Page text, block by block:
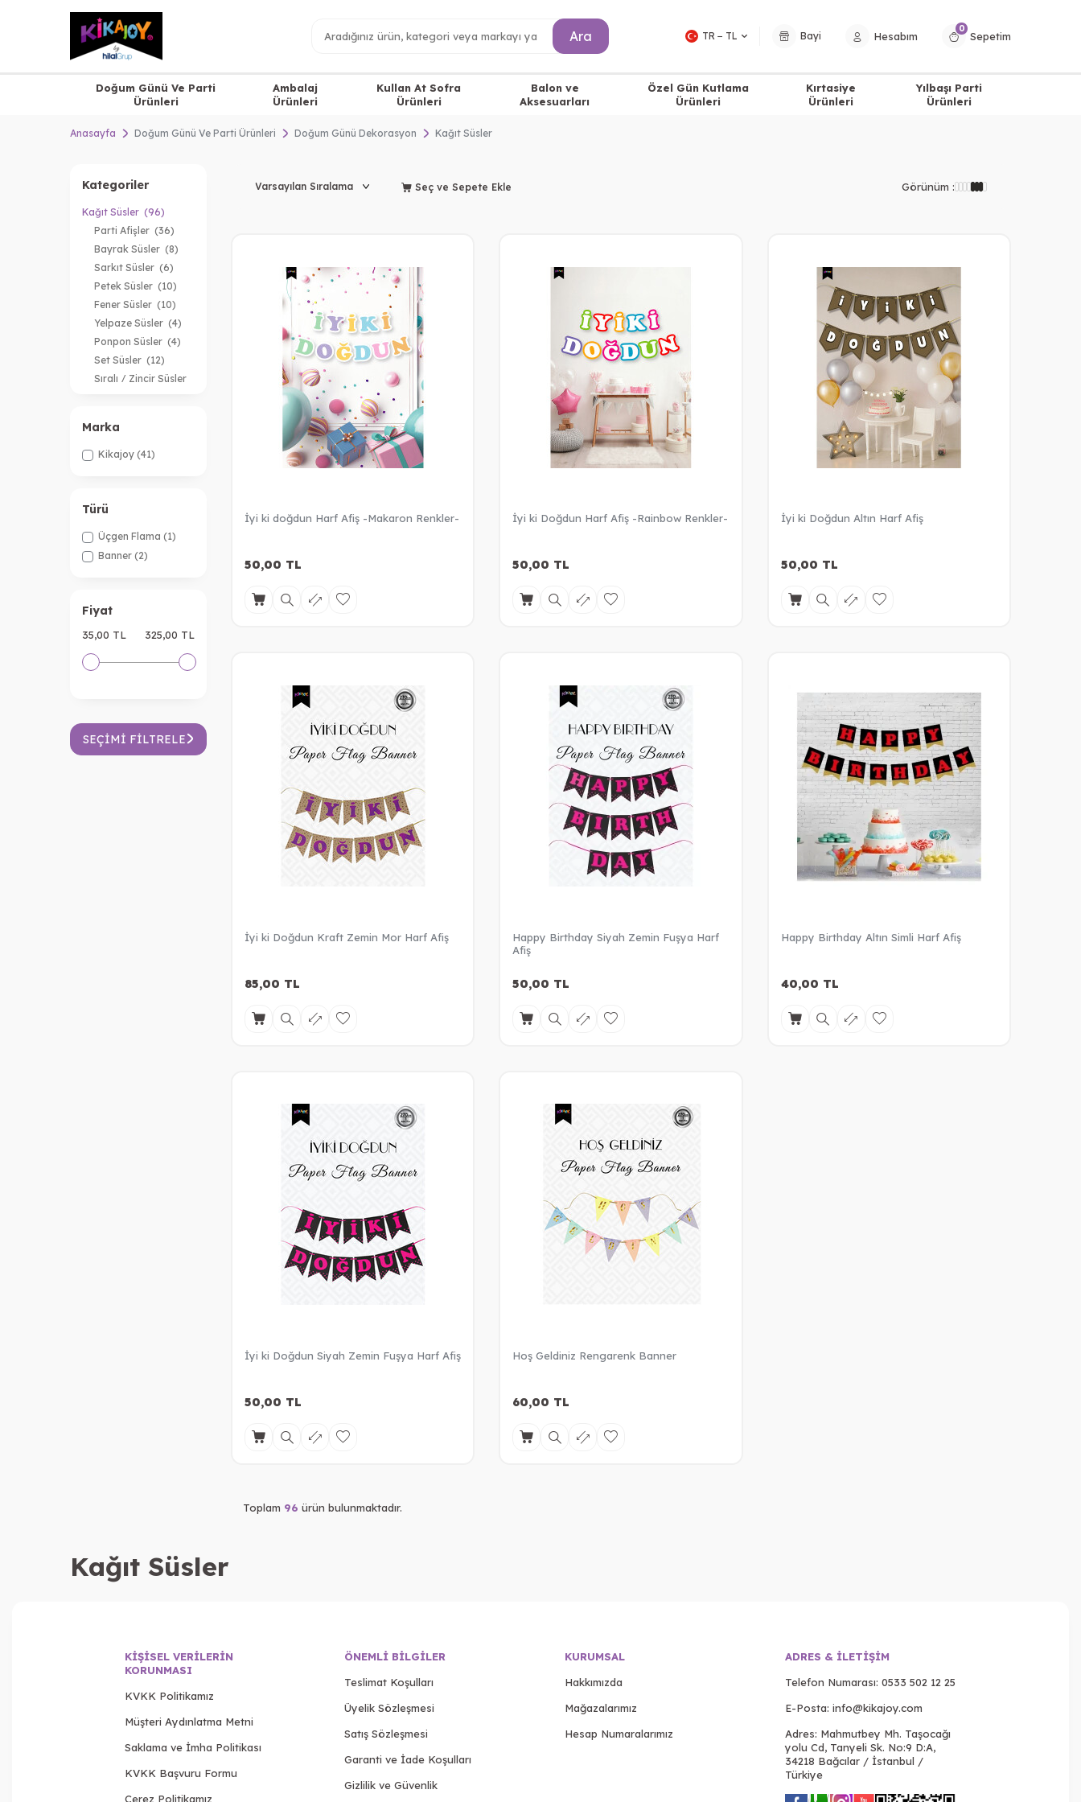
Ara TR − TL Bayi Hesabım
0
Sepetim
Doğum Günü Ve Parti
Ürünleri
Ambalaj
Ürünleri
Kullan At Sofra
Ürünleri
Balon ve
Aksesuarları
Özel Gün Kutlama
Ürünleri
Kırtasiye
Ürünleri
Yılbaşı Parti
Ürünleri
Anasayfa Doğum Günü Ve Parti Ürünleri Doğum Günü Dekorasyon Kağıt Süsler
Kategoriler
Kağıt Süsler (96)
Parti Afişler (36)
Bayrak Süsler (8)
Sarkıt Süsler (6)
Petek Süsler (10)
Fener Süsler (10)
Yelpaze Süsler (4)
Ponpon Süsler (4)
Set Süsler (12)
Sıralı / Zincir Süsler
Marka
Kikajoy (41)
Türü
Üçgen Flama (1)
Banner (2)
Fiyat
35,00 TL 325,00 TL
SEÇIMI FILTRELE
Seç ve Sepete Ekle Görünüm :
İyi ki doğdun Harf Afiş -Makaron Renkler-
50,00 TL
İyi ki Doğdun Harf Afiş -Rainbow Renkler-
50,00 TL
İyi ki Doğdun Altın Harf Afiş
50,00 TL
İyi ki Doğdun Kraft Zemin Mor Harf Afiş
85,00 TL
Happy Birthday Siyah Zemin Fuşya Harf
Afiş
50,00 TL
Happy Birthday Altın Simli Harf Afiş
40,00 TL
İyi ki Doğdun Siyah Zemin Fuşya Harf Afiş
50,00 TL
Hoş Geldiniz Rengarenk Banner
60,00 TL
Toplam 96 ürün bulunmaktadır.
Kağıt Süsler
KIŞISEL VERILERIN
KORUNMASI
KVKK Politikamız
Müşteri Aydınlatma Metni
Saklama ve İmha Politikası
KVKK Başvuru Formu
Çerez Politikamız
ÖNEMLI BILGILER
Teslimat Koşulları
Üyelik Sözleşmesi
Satış Sözleşmesi
Garanti ve İade Koşulları
Gizlilik ve Güvenlik
KURUMSAL
Hakkımızda
Mağazalarımız
Hesap Numaralarımız
ADRES & İLETIŞIM
Telefon Numarası: 0533 502 12 25
E-Posta: info@kikajoy.com
Adres: Mahmutbey Mh. Taşocağı
yolu Cd, Tanyeli Sk. No:9 D:A,
34218 Bağcılar / İstanbul /
Türkiye